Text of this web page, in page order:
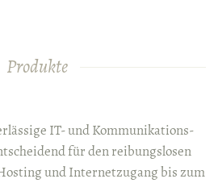
Produkte
IT- und Kommunikations-
für den reibungslosen
und Internetzugang bis zum